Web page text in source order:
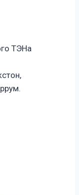
ТЭНа